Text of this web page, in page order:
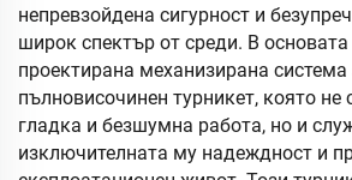
непревзойдена сигурност и
широк спектър от среди. В
проектирана механизирана
пълновисочинен турникет, която не
гладка и безшумна работа, но и
изключителната му надеждност и